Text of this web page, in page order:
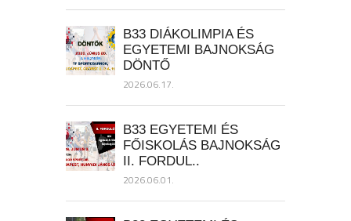
B33 DIÁKOLIMPIA ÉS
EGYETEMI BAJNOKSÁG
DÖNTŐ
2026.06.17.
B33 EGYETEMI ÉS
FŐISKOLÁS BAJNOKSÁG
II. FORDUL..
2026.06.01.